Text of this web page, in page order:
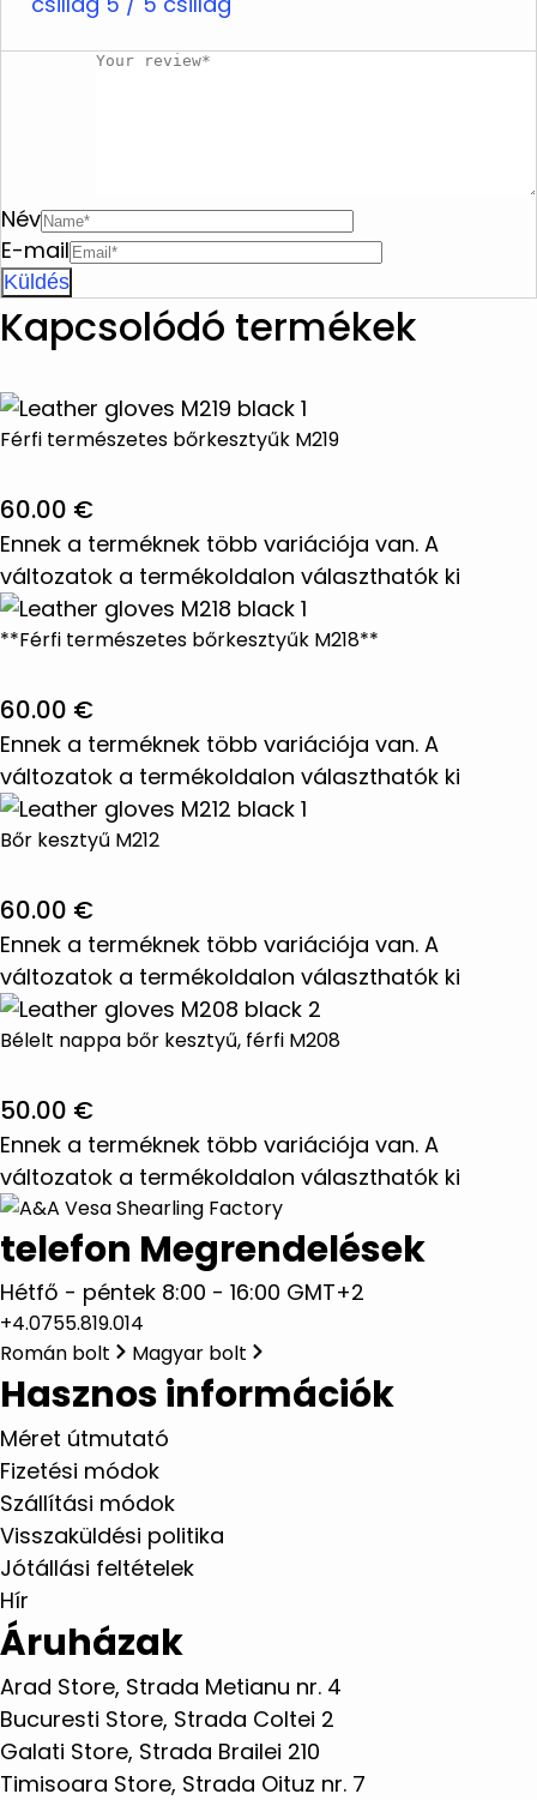
Név
E-mail
Kapcsolódó termékek
Férfi természetes bőrkesztyűk M219
60.00 €
Ennek a terméknek több variációja van. A
változatok a termékoldalon választhatók ki
**Férfi természetes bőrkesztyűk M218**
60.00 €
Ennek a terméknek több variációja van. A
változatok a termékoldalon választhatók ki
Bőr kesztyű M212
60.00 €
Ennek a terméknek több variációja van. A
változatok a termékoldalon választhatók ki
Bélelt nappa bőr kesztyű, férfi M208
50.00 €
Ennek a terméknek több variációja van. A
változatok a termékoldalon választhatók ki
telefon Megrendelések
Hétfő - péntek 8:00 - 16:00 GMT+2
+4.0755.819.014
Román bolt
Magyar bolt
Hasznos információk
Méret útmutató
Fizetési módok
Szállítási módok
Visszaküldési politika
Jótállási feltételek
Hír
Áruházak
Arad Store, Strada Metianu nr. 4
Bucuresti Store, Strada Coltei 2
Galati Store, Strada Brailei 210
Timisoara Store, Strada Oituz nr. 7